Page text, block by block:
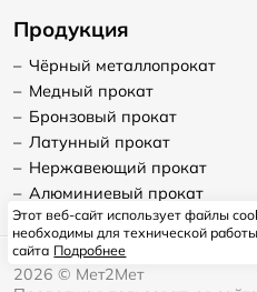
Продукция
– Чёрный металлопрокат
– Медный прокат
– Бронзовый прокат
– Латунный прокат
– Нержавеющий прокат
– Алюминиевый прокат
2026 © Мет2Мет
Этот веб-сайт использует файлы
необходимы для технической
сайта Подробнее